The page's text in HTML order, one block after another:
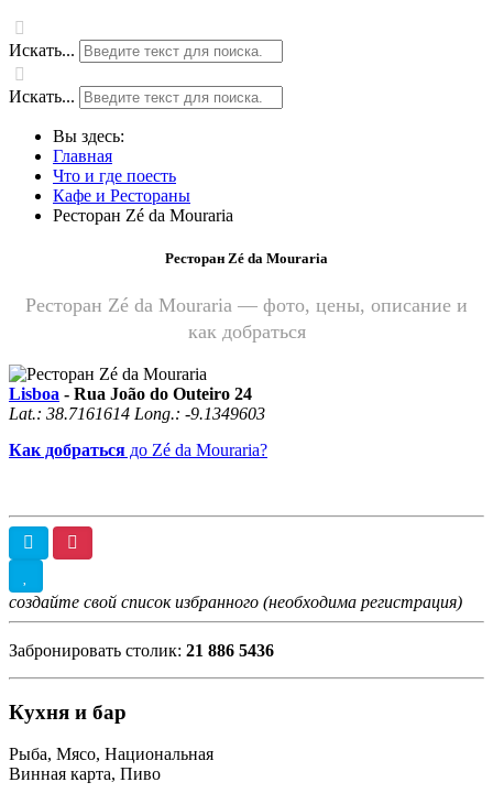
Искать...
Искать...
Вы здесь:
Главная
Что и где поесть
Кафе и Рестораны
Ресторан Zé da Mouraria
Ресторан Zé da Mouraria
Ресторан Zé da Mouraria — фото, цены, описание и
как добраться
Lisboa - Rua João do Outeiro 24
Lat.: 38.7161614 Long.: -9.1349603
Как добраться до Zé da Mouraria?
создайте свой список избранного (необходима регистрация)
Забронировать столик: 21 886 5436
Кухня и бар
Рыба, Мясо, Национальная
Винная карта, Пиво